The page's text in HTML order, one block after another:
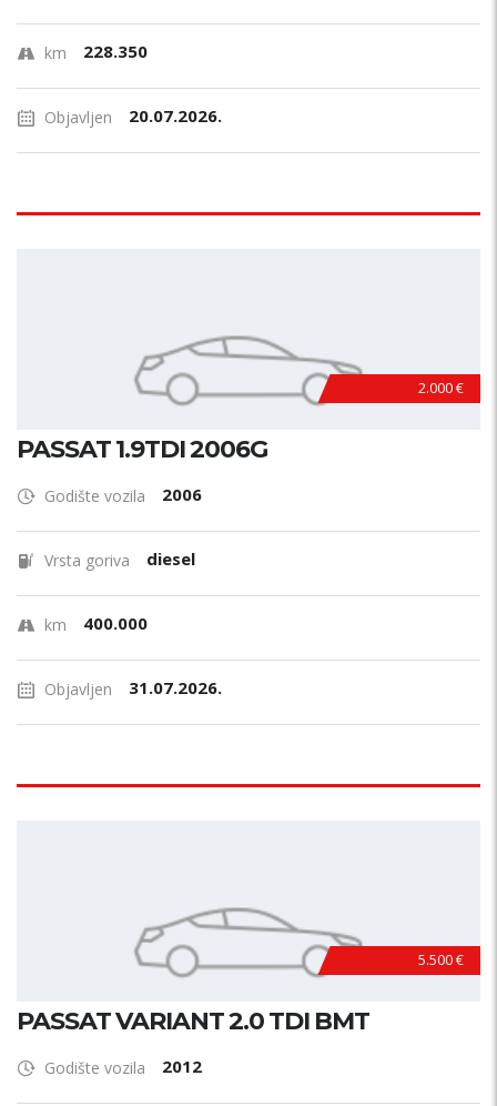
km 228.350
Objavljen 20.07.2026.
2.000 €
PASSAT 1.9TDI 2006G
Godište vozila 2006
Vrsta goriva diesel
km 400.000
Objavljen 31.07.2026.
5.500 €
PASSAT VARIANT 2.0 TDI BMT
Godište vozila 2012